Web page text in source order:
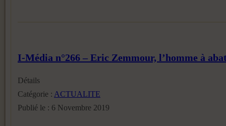
I-Média n°266 – Eric Zemmour, l’homme à
Détails
Catégorie : ACTUALITE
Publié le : 6 Novembre 2019